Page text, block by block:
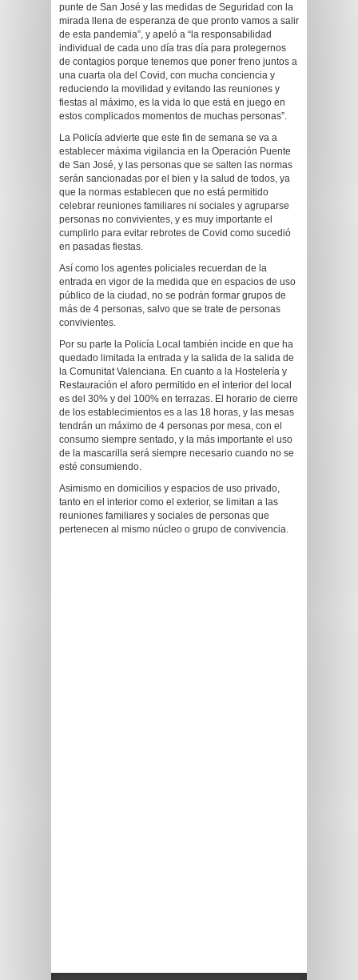
punte de San José y las medidas de Seguridad con la
mirada llena de esperanza de que pronto vamos a salir
de esta pandemia”, y apeló a “la responsabilidad
individual de cada uno día tras día para protegernos
de contagios porque tenemos que poner freno juntos a
una cuarta ola del Covid, con mucha conciencia y
reduciendo la movilidad y evitando las reuniones y
fiestas al máximo, es la vida lo que está en juego en
estos complicados momentos de muchas personas”.
La Policía advierte que este fin de semana se va a
establecer máxima vigilancia en la Operación Puente
de San José, y las personas que se salten las normas
serán sancionadas por el bien y la salud de todos, ya
que la normas establecen que no está permitido
celebrar reuniones familiares ni sociales y agruparse
personas no convivientes, y es muy importante el
cumplirlo para evitar rebrotes de Covid como sucedió
en pasadas fiestas.
Así como los agentes policiales recuerdan de la
entrada en vigor de la medida que en espacios de uso
público de la ciudad, no se podrán formar grupos de
más de 4 personas, salvo que se trate de personas
convivientes.
Por su parte la Policía Local también incide en que ha
quedado limitada la entrada y la salida de la salida de
la Comunitat Valenciana. En cuanto a la Hostelería y
Restauración el aforo permitido en el interior del local
es del 30% y del 100% en terrazas. El horario de cierre
de los establecimientos es a las 18 horas, y las mesas
tendrán un máximo de 4 personas por mesa, con el
consumo siempre sentado, y la más importante el uso
de la mascarilla será siempre necesario cuando no se
esté consumiendo.
Asimismo en domicilios y espacios de uso privado,
tanto en el interior como el exterior, se limitan a las
reuniones familiares y sociales de personas que
pertenecen al mismo núcleo o grupo de convivencia.